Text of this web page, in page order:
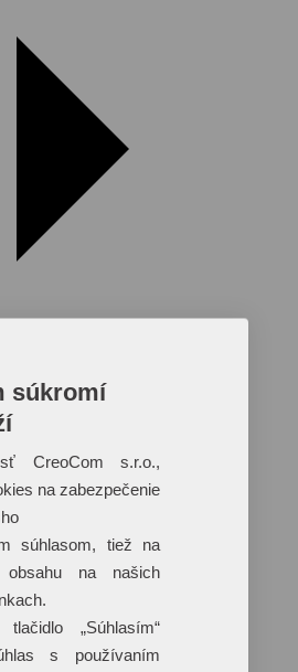
s plnofarebnou
súkromí
CreoCom s.r.o.,
na zabezpečenie
súhlasom, tiež na
obsahu na našich
„Súhlasím“
s používaním